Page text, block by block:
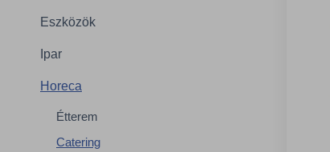
Eszközök
Ipar
Horeca
Étterem
Catering